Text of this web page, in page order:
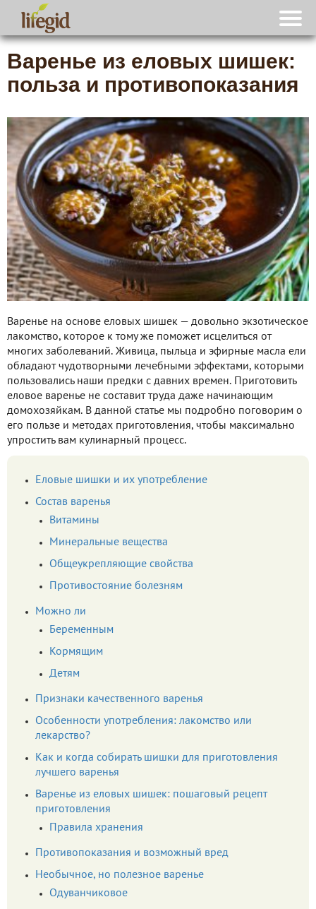
Варенье из еловых шишек:
польза и противопоказания
Варенье на основе еловых шишек — довольно экзотическое
лакомство, которое к тому же поможет исцелиться от
многих заболеваний. Живица, пыльца и эфирные масла ели
обладают чудотворными лечебными эффектами, которыми
пользовались наши предки с давних времен. Приготовить
еловое варенье не составит труда даже начинающим
домохозяйкам. В данной статье мы подробно поговорим о
его пользе и методах приготовления, чтобы максимально
упростить вам кулинарный процесс.
Еловые шишки и их употребление
Состав варенья
Витамины
Минеральные вещества
Общеукрепляющие свойства
Противостояние болезням
Можно ли
Беременным
Кормящим
Детям
Признаки качественного варенья
Особенности употребления: лакомство или
лекарство?
Как и когда собирать шишки для приготовления
лучшего варенья
Варенье из еловых шишек: пошаговый рецепт
приготовления
Правила хранения
Противопоказания и возможный вред
Необычное, но полезное варенье
Одуванчиковое